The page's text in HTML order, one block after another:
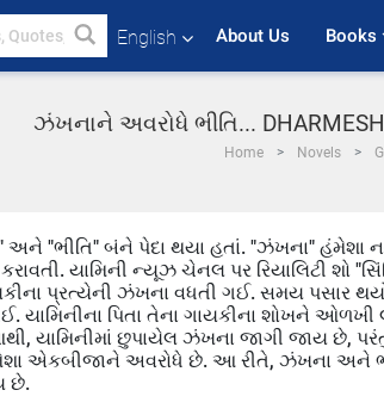
English About Us Books
ઝંખનાને અવરોધે ભીતિ... DHARMESH
Home Novels
અને "ભીતિ" બંને પેદા થયા હતાં. "ઝંખના" હંમેશા
યામિની ન્યૂઝ ચેનલ પર રિયાલિટી શો
પ્રત્યેની ઝંખના વધતી ગઈ. સમય
પિતા તેના ગાયકીના શોખને ઓળખી
યામિનીમાં છુપાયેલ ઝંખના જાગી જાય છે,
એકબીજાને અવરોધે છે. આ રીતે, ઝંખના અને
છે.